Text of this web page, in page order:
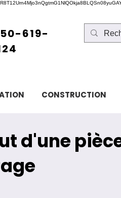
619-
CONSTRUCTION
d'une